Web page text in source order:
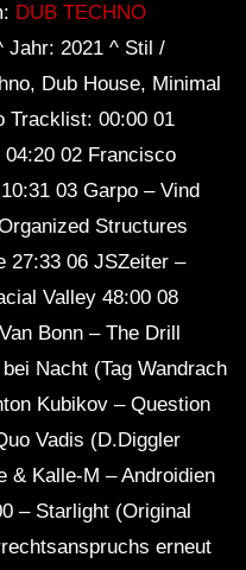
DUB TECHNO
Jahr: 2021 ^ Stil /
Dub House, Minimal
Tracklist: 00:00 01
02 Francisco
03 Garpo – Vind
Structures
27:33 06 JSZeiter –
Valley 48:00 08
Bonn – The Drill
Nacht (Tag Wandrach
Kubikov – Question
Vadis (D.Diggler
& Kalle-M – Androidien
– Starlight (Original
erneut